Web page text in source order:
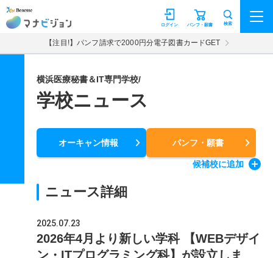
マナビジョン パンフ・願書
ログイン 検索
【注目!】パンフ請求で2000円分電子図書カードGET
横浜医療秘書＆IT専門学校/
学校ニュース
オーキャン情報 パンフ・願書
候補校に追加
ニュース詳細
2025.07.23
2026年4月より新しい学科 【WEBデザイ
ン・ITプログラミング科】が設立しま